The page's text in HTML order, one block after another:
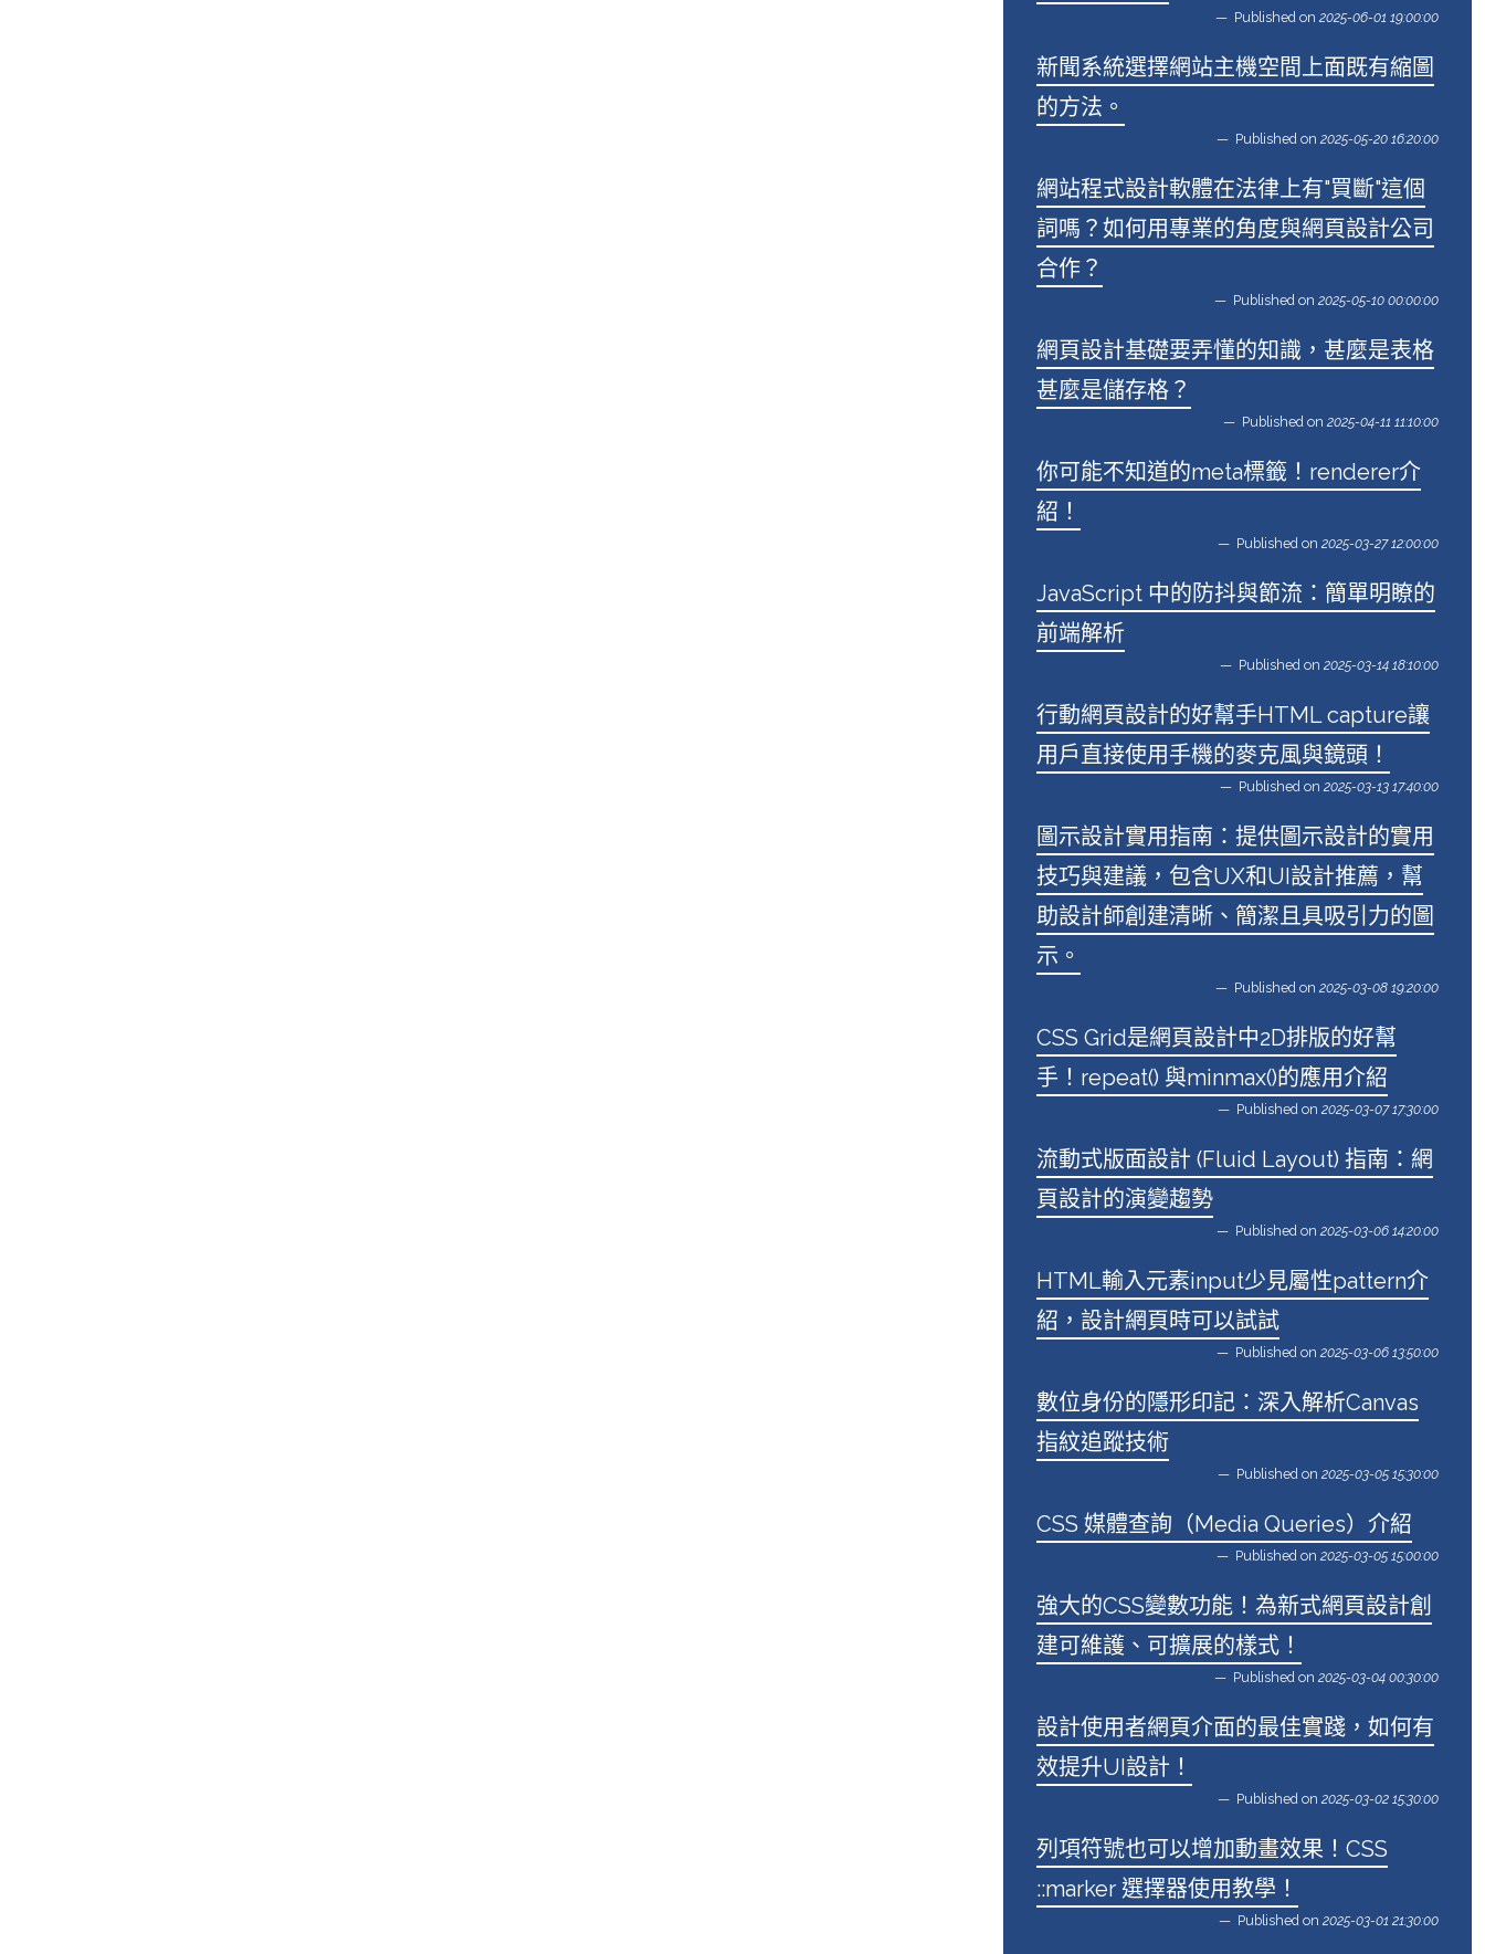
Published on 2025-06-01 19:00:00
新聞系統選擇網站主機空間上面既有縮圖
的方法。
Published on 2025-05-20 16:20:00
網站程式設計軟體在法律上有"買斷"這個
詞嗎？如何用專業的角度與網頁設計公司
合作？
Published on 2025-05-10 00:00:00
網頁設計基礎要弄懂的知識，甚麼是表格
甚麼是儲存格？
Published on 2025-04-11 11:10:00
你可能不知道的meta標籤！renderer介
紹！
Published on 2025-03-27 12:00:00
JavaScript 中的防抖與節流：簡單明瞭的
前端解析
Published on 2025-03-14 18:10:00
行動網頁設計的好幫手HTML capture讓
用戶直接使用手機的麥克風與鏡頭！
Published on 2025-03-13 17:40:00
圖示設計實用指南：提供圖示設計的實用
技巧與建議，包含UX和UI設計推薦，幫
助設計師創建清晰、簡潔且具吸引力的圖
示。
Published on 2025-03-08 19:20:00
CSS Grid是網頁設計中2D排版的好幫
手！repeat() 與minmax()的應用介紹
Published on 2025-03-07 17:30:00
流動式版面設計 (Fluid Layout) 指南：網
頁設計的演變趨勢
Published on 2025-03-06 14:20:00
HTML輸入元素input少見屬性pattern介
紹，設計網頁時可以試試
Published on 2025-03-06 13:50:00
數位身份的隱形印記：深入解析Canvas
指紋追蹤技術
Published on 2025-03-05 15:30:00
CSS 媒體查詢（Media Queries）介紹
Published on 2025-03-05 15:00:00
強大的CSS變數功能！為新式網頁設計創
建可維護、可擴展的樣式！
Published on 2025-03-04 00:30:00
設計使用者網頁介面的最佳實踐，如何有
效提升UI設計！
Published on 2025-03-02 15:30:00
列項符號也可以增加動畫效果！CSS
::marker 選擇器使用教學！
Published on 2025-03-01 21:30:00